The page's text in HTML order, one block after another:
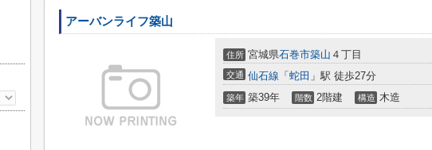
アーバンライフ築山
住所 宮城県石巻市築山 ４丁目
交通 仙石線 「 蛇田 」駅 徒歩27分
築年 築39年 階数 2階建 構造 木造